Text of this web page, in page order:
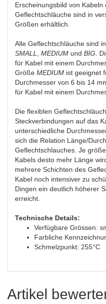
Erscheinungsbild von
Geflechtschläuche sind in
Größen erhältlich.
Alle Geflechtschläuche sind
SMALL, MEDIUM und BIG.
für Kabel mit einem
Größe MEDIUM ist geeignet
Durchmesser von 6 bis 14
für Kabel mit einem
Die flexiblen
Steckverbindungen auf das
unterschiedliche
sich die Relation Länge/
Geflechtschlauches. Je
Kabels desto mehr Länge
mehrere Schichten des
Kabel noch intensiver zu
Dingen ein deutlich höherer
erreicht.
Technische Details:
Verfügbare Grössen:
Farbliche
Schmelzpunkt: 255°C
Artikel